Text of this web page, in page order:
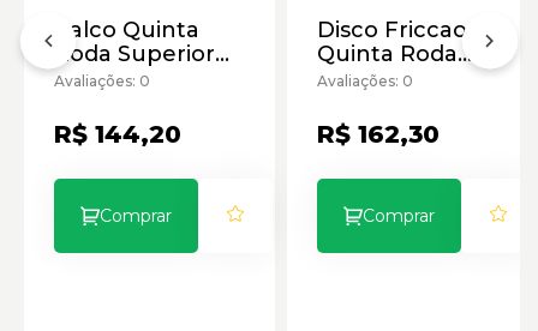
Calco Quinta
Roda Superior
Jost 2 Original
Avaliações: 0
R$ 144,20
Comprar
Disco Friccao
Quinta Roda
Jost 2
Avaliações: 0
R$ 162,30
Comprar